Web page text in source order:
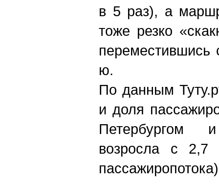
в 5 раз), а
тоже резко
переместившись
ю.
По данным
и доля
Петербургом
возросла с